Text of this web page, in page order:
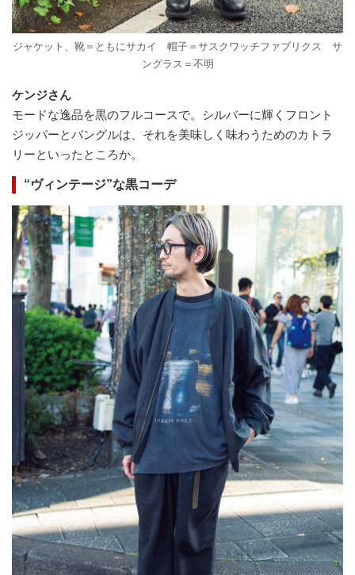
ジャケット、靴＝ともにサカイ 帽子＝サスクワッチファブリクス サ
ングラス＝不明
ケンジさん
モードな逸品を黒のフルコースで。シルバーに輝くフロント
ジッパーとバングルは、それを美味しく味わうためのカトラ
リーといったところか。
“ヴィンテージ”な黒コーデ